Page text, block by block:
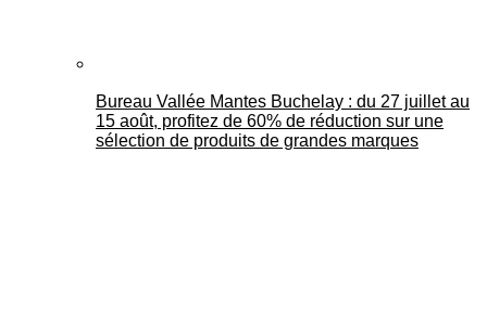
Bureau Vallée Mantes Buchelay : du 27 juillet au
15 août, profitez de 60% de réduction sur une
sélection de produits de grandes marques